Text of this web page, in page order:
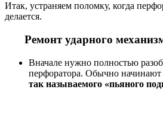
Итак, устраняем поломку, когда
делается.
Ремонт ударного
Вначале нужно полностью
перфоратора. Обычно начинают
так называемого «пьяного